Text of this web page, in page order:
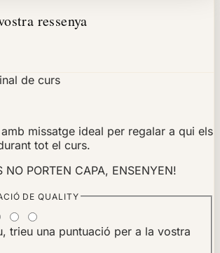
ressenya
missatge ideal per regalar a qui els
tot el curs.
NO PORTEN CAPA, ENSENYEN!
DEQUALITY
trieu una puntuació per a la vostra